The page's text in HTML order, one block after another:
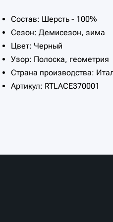
Состав: Шерсть - 100%
Сезон: Демисезон, зима
Цвет: Черный
Узор: Полоска, геометрия
Страна производства:
Артикул: RTLACE370001